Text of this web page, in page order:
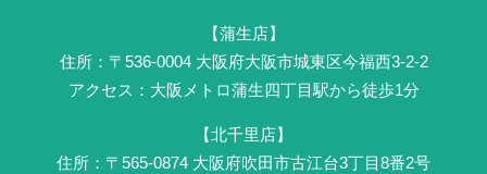
【蒲生店】
住所：〒536-0004 ⼤阪府大阪市城東区今福西3-2-2
アクセス：大阪メトロ蒲生四丁目駅から徒歩1分
【北千里店】
住所：〒565-0874 大阪府吹田市古江台3丁目8番2号